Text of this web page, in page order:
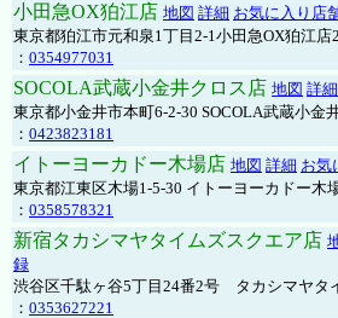
小田急OX狛江店 地図 詳細 お気に入り店
東京都狛江市元和泉1丁目2-1小田急OX狛江店
： 0354977031
SOCOLA武蔵小金井クロス店 地図 詳細
東京都小金井市本町6-2-30 SOCOLA武蔵小金
： 0423823181
イトーヨーカドー木場店 地図 詳細 お気
東京都江東区木場1-5-30 イトーヨーカドー木
： 0358578321
新宿タカシマヤタイムズスクエア店
録
渋谷区千駄ヶ谷5丁目24番2号 タカシマヤタ
： 0353627221